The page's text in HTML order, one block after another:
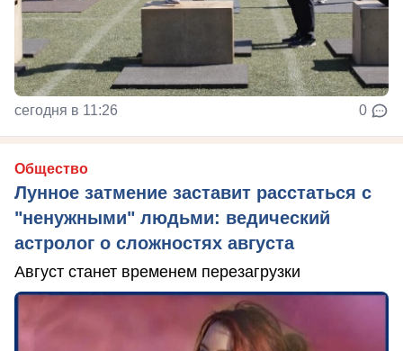
сегодня в 11:26 0
Общество
Лунное затмение заставит расстаться с
"ненужными" людьми: ведический
астролог о сложностях августа
Август станет временем перезагрузки